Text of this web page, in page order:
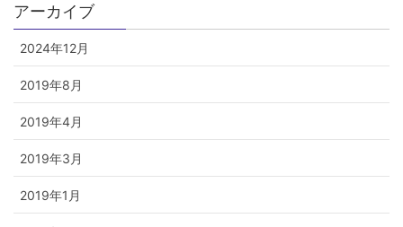
アーカイブ
2024年12月
2019年8月
2019年4月
2019年3月
2019年1月